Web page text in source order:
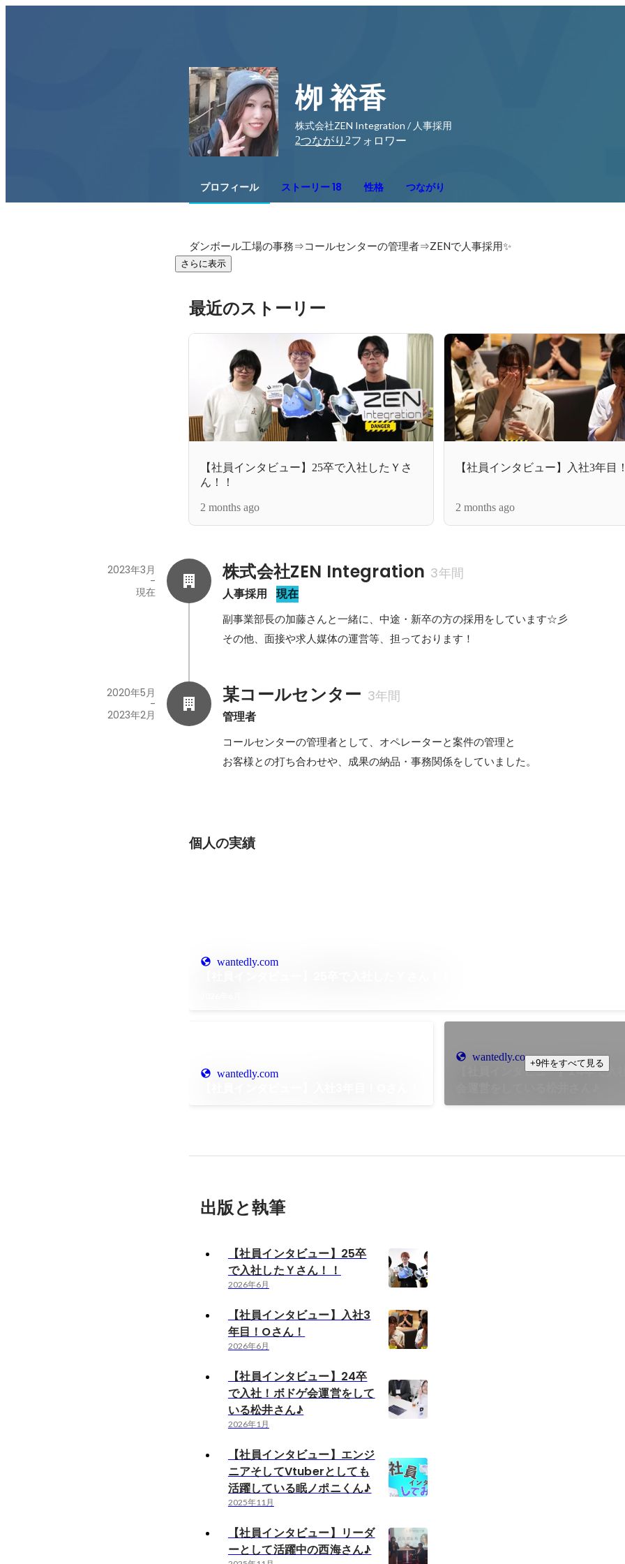
栁 裕香
株式会社ZEN Integration / 人事採用
2つながり 2フォロワー
プロフィール ストーリー 18 性格 つながり
ダンボール工場の事務⇒コールセンターの管理者⇒ZENで人事採用✨
さらに表示
最近のストーリー
【社員インタビュー】25卒で入社したＹさ
ん！！
2 months ago
【社員インタビュー】入社3年目
2 months ago
株式会社ZEN Integration 3年間
人事採用 現在
2023年3月
-
現在
副事業部長の加藤さんと一緒に、中途・新卒の方の採用をしています☆彡
その他、面接や求人媒体の運営等、担っております！
某コールセンター 3年間
管理者
2020年5月
-
2023年2月
コールセンターの管理者として、オペレーターと案件の管理と
お客様との打ち合わせや、成果の納品・事務関係をしていました。
個人の実績
wantedly.com
wantedly.com
wantedly.com
【社員インタビュー】24卒で入
+9件をすべて見る
出版と執筆
【社員インタビュー】25卒
で入社したＹさん！！
2026年6月
【社員インタビュー】入社3
年目！Oさん！
2026年6月
【社員インタビュー】24卒
で入社！ボドゲ会運営をして
いる松井さん♪
2026年1月
【社員インタビュー】エンジ
ニアそしてVtuberとしても
活躍している眠ノポニくん♪
2025年11月
【社員インタビュー】リーダ
ーとして活躍中の西海さん♪